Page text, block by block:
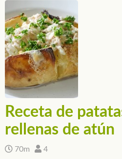
Receta de
rellenas de atún
70m 4